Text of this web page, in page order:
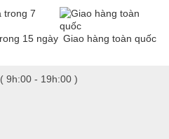
15 ngày Giao hàng toàn quốc
( 9h:00 - 19h:00 )